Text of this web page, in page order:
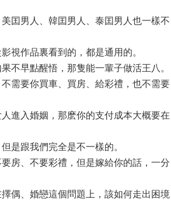
囯男人、韓囯男人、泰囯男人也一樣不
視作品裏看到的，都是通用的。‍‍
不早點醒悟，那隻能一輩子做活王八。‍‍‍
需要你買車、買房、給彩禮，也不需要
進入婚姻，那麽你的支付成本大概要在
是跟我們完全是不一樣的。‍‍‍‍‍‍‍‍‍‍
房、不要彩禮，但是嫁給你的話，一分
偶、婚戀這個問題上，該如何走出困境